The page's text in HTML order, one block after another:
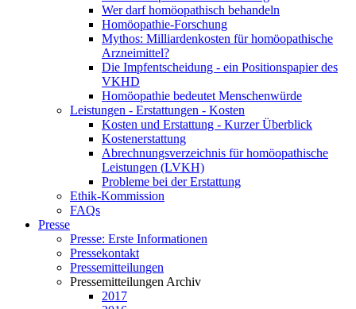
Wer darf homöopathisch behandeln
Homöopathie-Forschung
Mythos: Milliardenkosten für homöopathische
Arzneimittel?
Die Impfentscheidung - ein Positionspapier des
VKHD
Homöopathie bedeutet Menschenwürde
Leistungen - Erstattungen - Kosten
Kosten und Erstattung - Kurzer Überblick
Kostenerstattung
Abrechnungsverzeichnis für homöopathische
Leistungen (LVKH)
Probleme bei der Erstattung
Ethik-Kommission
FAQs
Presse
Presse: Erste Informationen
Pressekontakt
Pressemitteilungen
Pressemitteilungen Archiv
2017